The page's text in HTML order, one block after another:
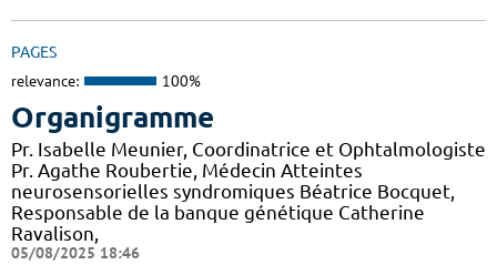
PAGES
relevance: 100%
Organigramme
Pr. Isabelle Meunier, Coordinatrice et Ophtalmologiste
Pr. Agathe Roubertie, Médecin Atteintes
neurosensorielles syndromiques Béatrice Bocquet,
Responsable de la banque génétique Catherine
Ravalison,
05/08/2025 18:46